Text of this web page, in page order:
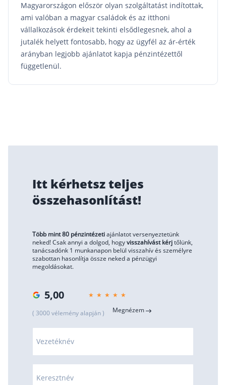
Magyarországon először olyan szolgáltatást indítottak,
ami valóban a magyar családok és az itthoni
vállalkozások érdekeit tekinti elsődlegesnek, ahol a
jutalék helyett fontosabb, hogy az ügyfél az ár-érték
arányban legjobb ajánlatot kapja pénzintézettől
függetlenül.
Itt kérhetsz teljes
összehasonlítást!
Több mint 80 pénzintézetiajánlatot versenyeztetünk
neked! Csak annyi a dolgod, hogyvisszahívást kérjtőlünk,
tanácsadónk 1 munkanapon belül visszahív és személyre
szabottan hasonlítja össze neked a pénzügyi
megoldásokat.
5,00
( 3000 vélemény alapján ) Megnézem
Vezetéknév
Keresztnév